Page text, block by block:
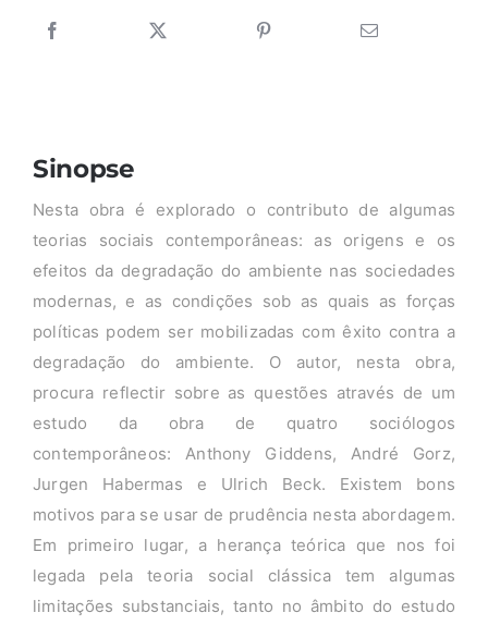
Sinopse
Nesta obra é explorado o contributo de algumas
teorias sociais contemporâneas: as origens e os
efeitos da degradação do ambiente nas sociedades
modernas, e as condições sob as quais as forças
políticas podem ser mobilizadas com êxito contra a
degradação do ambiente. O autor, nesta obra,
procura reflectir sobre as questões através de um
estudo da obra de quatro sociólogos
contemporâneos: Anthony Giddens, André Gorz,
Jurgen Habermas e Ulrich Beck. Existem bons
motivos para se usar de prudência nesta abordagem.
Em primeiro lugar, a herança teórica que nos foi
legada pela teoria social clássica tem algumas
limitações substanciais, tanto no âmbito do estudo